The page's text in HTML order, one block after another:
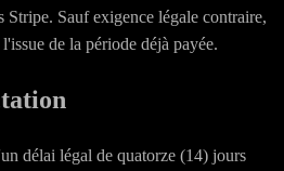
Stripe. Sauf exigence légale contraire,
de la période déjà payée.
délai légal de quatorze (14) jours